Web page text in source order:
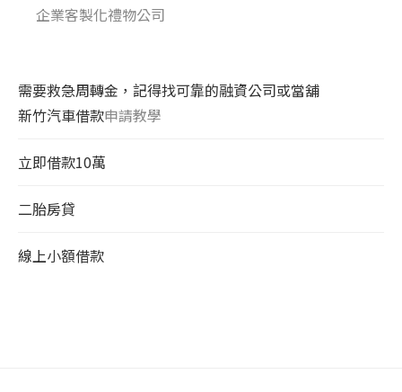
企業客製化禮物公司
需要救急周轉金，記得找可靠的融資公司或當舖
新竹汽車借款申請教學
立即借款10萬
二胎房貸
線上小額借款